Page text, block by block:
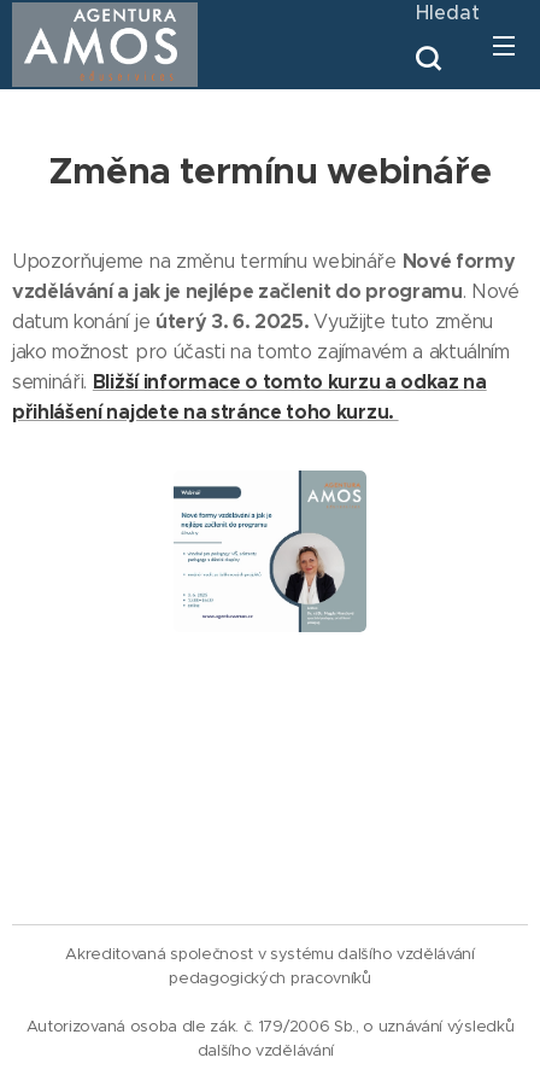
Hledat
Změna termínu webináře
Upozorňujeme na změnu termínu webináře Nové formy
vzdělávání a jak je nejlépe začlenit do programu. Nové
datum konání je úterý 3. 6. 2025.Využijte tuto změnu
jako možnost pro účasti na tomto zajímavém a aktuálním
semináři. Bližší informace o tomto kurzu a odkaz na
přihlášení najdete na stránce toho kurzu.
Akreditovaná společnost v systému dalšího vzdělávání
pedagogických pracovníků
Autorizovaná osoba dle zák. č. 179/2006 Sb., o uznávání výsledků
dalšího vzdělávání